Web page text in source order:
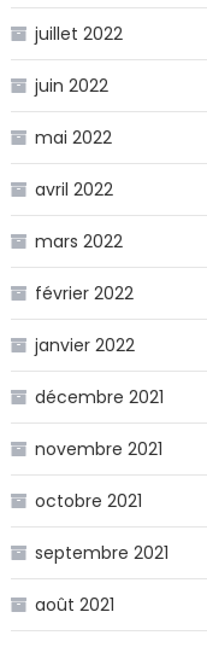
juillet 2022
juin 2022
mai 2022
avril 2022
mars 2022
février 2022
janvier 2022
décembre 2021
novembre 2021
octobre 2021
septembre 2021
août 2021